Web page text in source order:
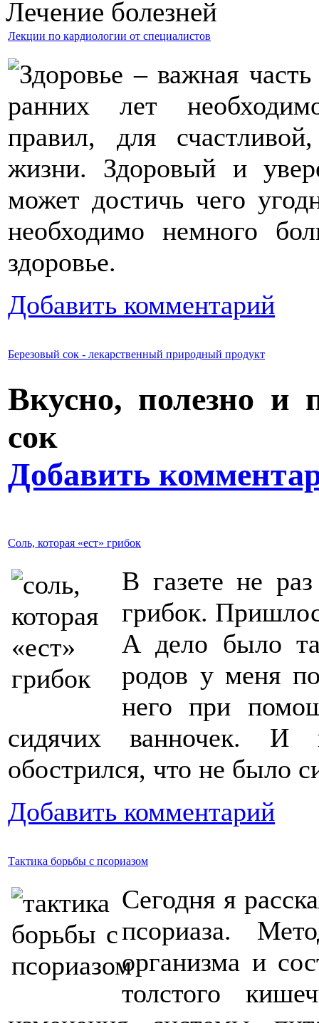
Лечение болезней
Лекции по кардиологии от специалистов
Здоровье – важная
ранних лет
правил, для
жизни. Здоровый и
может достичь чего
необходимо немного
здоровье.
Добавить комментарий
Березовый сок - лекарственный природный продукт
Вкусно, полезно и
сок
Добавить
Соль, которая «ест» грибок
В газете не
грибок.
А дело было
родов у меня
него при
сидячих ванночек. И
обострился, что не было
Добавить комментарий
Тактика борьбы с псориазом
Сегодня я
псориаза.
организма и
толстого